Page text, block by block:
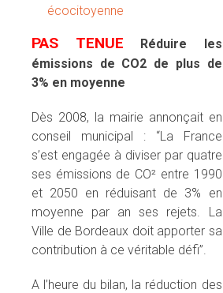
écocitoyenne
PAS TENUE Réduire les
émissions de CO2 de plus de
3% en moyenne
Dès 2008, la mairie annonçait en
conseil municipal : “La France
s’est engagée à diviser par quatre
ses émissions de CO² entre 1990
et 2050 en réduisant de 3% en
moyenne par an ses rejets. La
Ville de Bordeaux doit apporter sa
contribution à ce véritable défi”.
A l’heure du bilan, la réduction des